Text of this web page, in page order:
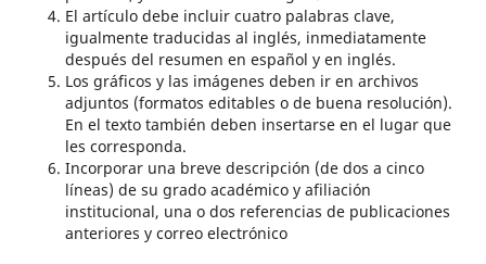
El artículo debe incluir cuatro palabras clave,
igualmente traducidas al inglés, inmediatamente
después del resumen en español y en inglés.
Los gráficos y las imágenes deben ir en archivos
adjuntos (formatos editables o de buena resolución).
En el texto también deben insertarse en el lugar que
les corresponda.
Incorporar una breve descripción (de dos a cinco
líneas) de su grado académico y afiliación
institucional, una o dos referencias de publicaciones
anteriores y correo electrónico